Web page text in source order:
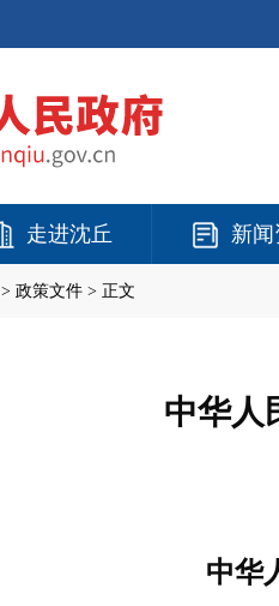
走进沈丘 新
> 政策文件 > 正文
中华人
中华